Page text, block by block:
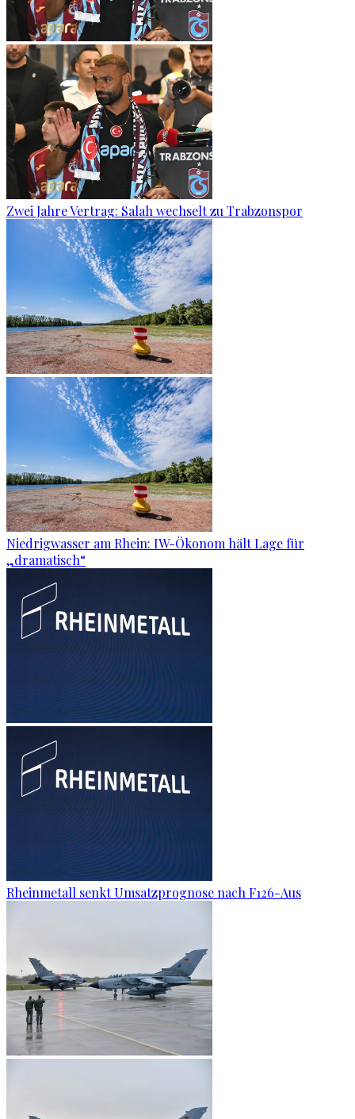
Zwei Jahre Vertrag: Salah wechselt zu Trabzonspor
Niedrigwasser am Rhein: IW-Ökonom hält Lage für
„dramatisch“
Rheinmetall senkt Umsatzprognose nach F126-Aus